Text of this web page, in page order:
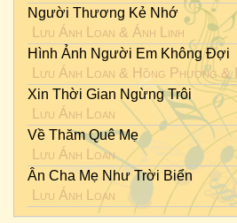
Người Thương Kẻ Nhớ
Lưu Ánh Loan & Ánh Linh
Hình Ảnh Người Em Không Đợi
Lưu Ánh Loan & Hồng Phượng&
Xin Thời Gian Ngừng Trôi
Lưu Ánh Loan
Về Thăm Quê Mẹ
Lưu Ánh Loan
Ân Cha Mẹ Như Trời Biển
Lưu Ánh Loan